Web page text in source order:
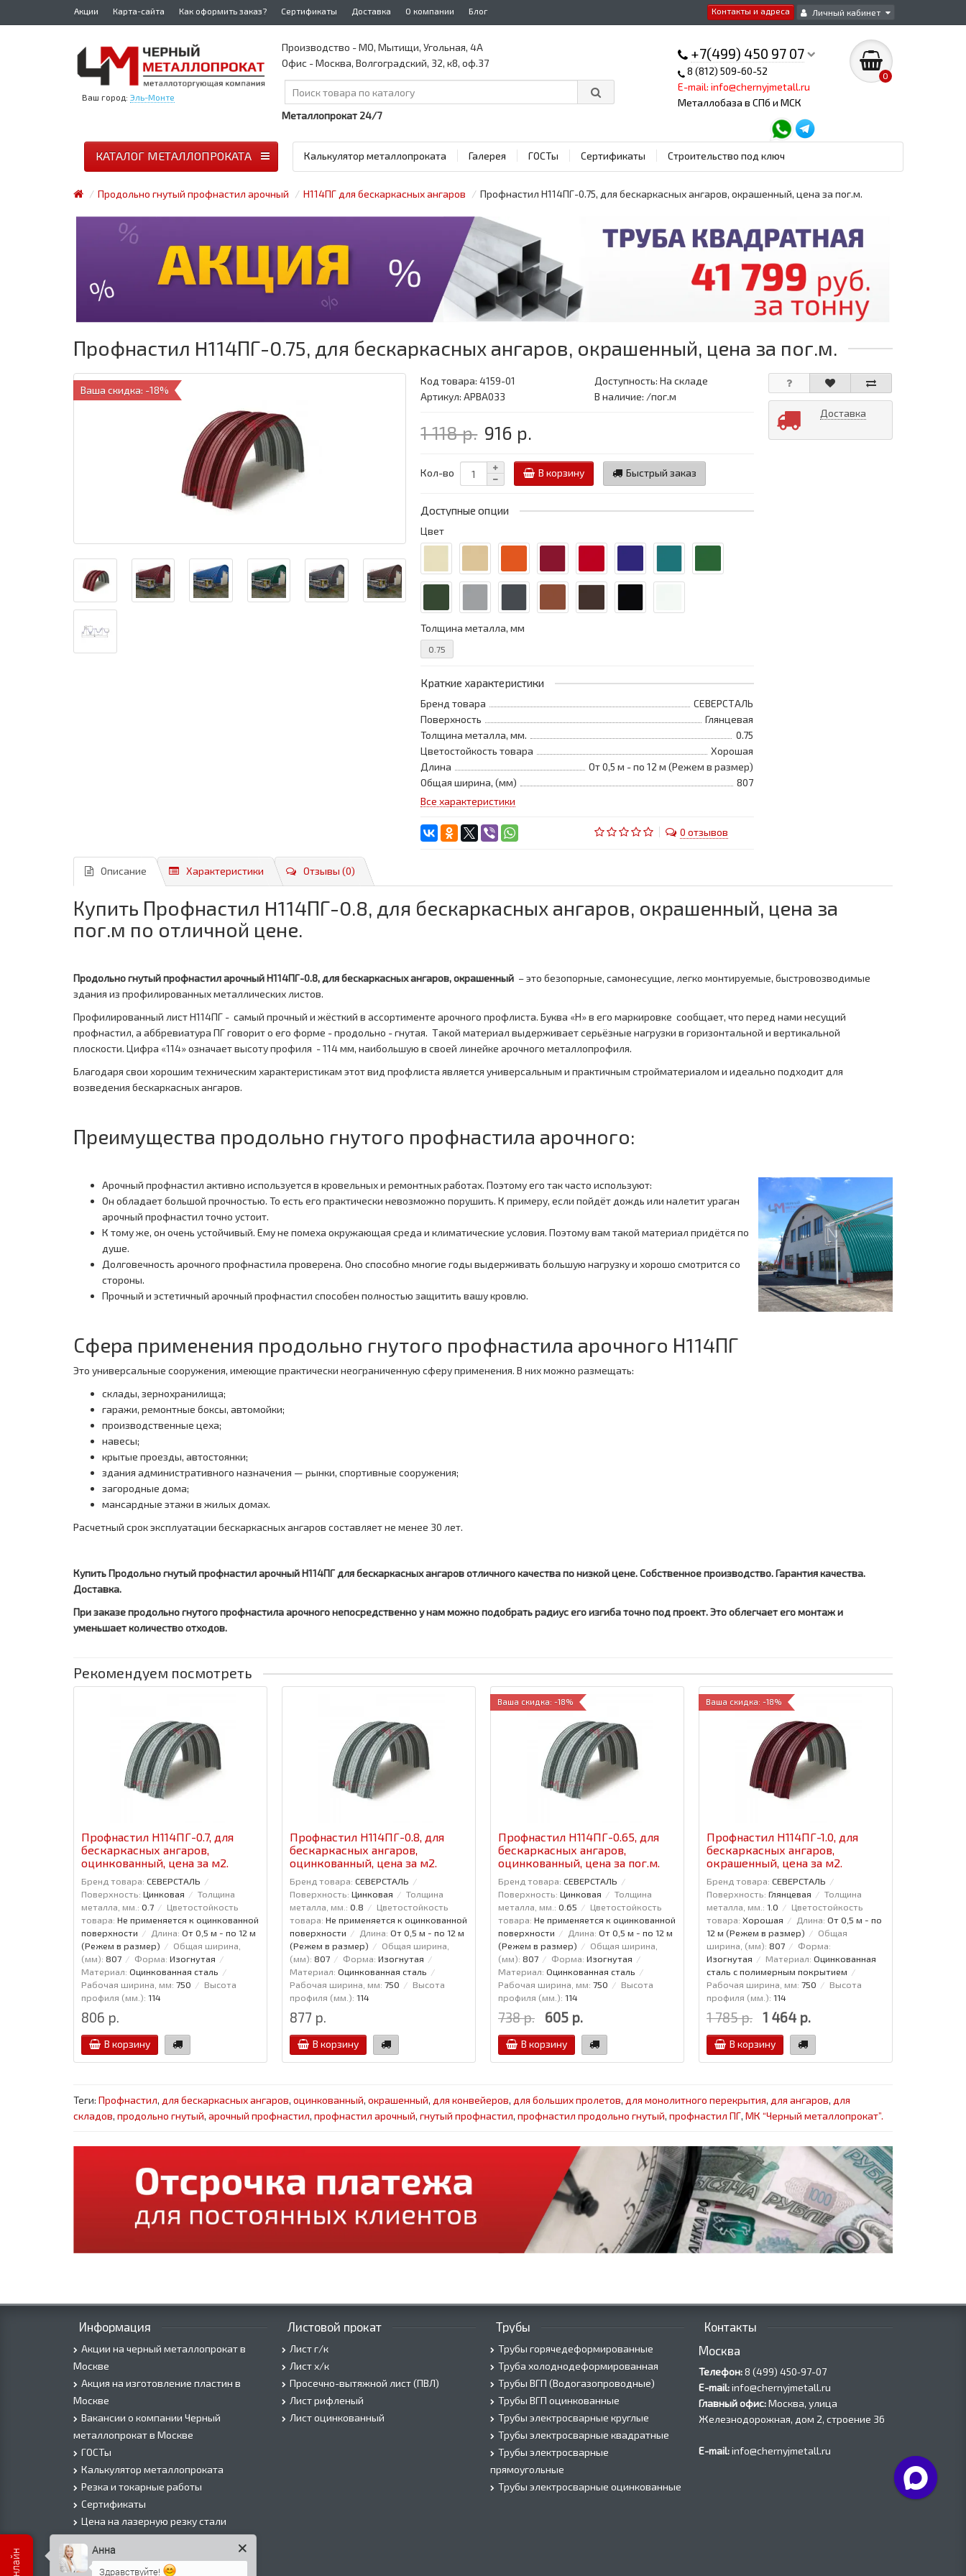
Контакты и адреса Личный кабинет
Акции Карта-сайта Как оформить заказ? Сертификаты Доставка О компании Блог
Ваш город: Эль-Монте
+7(499) 450 97 07
8 (812) 509-60-52
E-mail: info@chernyjmetall.ru
Металлобаза в СПб и МСК
0
Производство - МО, Мытищи, Угольная, 4А
Офис - Москва, Волгоградский, 32, к8, оф.37
Металлопрокат 24/7
Калькулятор металлопроката Галерея ГОСТы Сертификаты Строительство под ключ
КАТАЛОГ МЕТАЛЛОПРОКАТА
Продольно гнутый профнастил арочный Н114ПГ для бескаркасных ангаров Профнастил H114ПГ-0.75, для бескаркасных ангаров, окрашенный, цена за пог.м.
Профнастил H114ПГ-0.75, для бескаркасных ангаров, окрашенный, цена за пог.м.
Ваша скидка: -18%
Код товара:4159-01
Доступность: На складе
Артикул: APBA033
В наличие: /пог.м
1 118 р. 916 р.
Кол-во В корзину Быстрый заказ
Доступные опции
Цвет
Толщина металла, мм
0.75
Краткие характеристики
Бренд товара
СЕВЕРСТАЛЬ
Поверхность
Глянцевая
Толщина металла, мм.
0.75
Цветостойкость товара
Хорошая
Длина
От 0,5 м - по 12 м (Режем в размер)
Общая ширина, (мм)
807
Все характеристики
0 отзывов
Доставка
Описание Характеристики Отзывы (0)
Купить Профнастил H114ПГ-0.8, для бескаркасных ангаров, окрашенный, цена за
пог.м по отличной цене.
Продольно гнутый профнастил арочный H114ПГ-0.8, для бескаркасных ангаров, окрашенный – это безопорные, самонесущие, легко монтируемые, быстровозводимые
здания из профилированных металлических листов.
Профилированный лист Н114ПГ - самый прочный и жёсткий в ассортименте арочного профлиста. Буква «Н» в его маркировке сообщает, что перед нами несущий
профнастил, а аббревиатура ПГ говорит о его форме - продольно - гнутая. Такой материал выдерживает серьёзные нагрузки в горизонтальной и вертикальной
плоскости. Цифра «114» означает высоту профиля - 114 мм, наибольшую в своей линейке арочного металлопрофиля.
Благодаря свои хорошим техническим характеристикам этот вид профлиста является универсальным и практичным стройматериалом и идеально подходит для
возведения бескаркасных ангаров.
Преимущества продольно гнутого профнастила арочного:
Арочный профнастил активно используется в кровельных и ремонтных работах. Поэтому его так часто используют:
Он обладает большой прочностью. То есть его практически невозможно порушить. К примеру, если пойдёт дождь или налетит ураган
арочный профнастил точно устоит.
К тому же, он очень устойчивый. Ему не помеха окружающая среда и климатические условия. Поэтому вам такой материал придётся по
душе.
Долговечность арочного профнастила проверена. Оно способно многие годы выдерживать большую нагрузку и хорошо смотрится со
стороны.
Прочный и эстетичный арочный профнастил способен полностью защитить вашу кровлю.
Сфера применения продольно гнутого профнастила арочного Н114ПГ
Это универсальные сооружения, имеющие практически неограниченную сферу применения. В них можно размещать:
склады, зернохранилища;
гаражи, ремонтные боксы, автомойки;
производственные цеха;
навесы;
крытые проезды, автостоянки;
здания административного назначения — рынки, спортивные сооружения;
загородные дома;
мансардные этажи в жилых домах.
Расчетный срок эксплуатации бескаркасных ангаров составляет не менее 30 лет.
Купить Продольно гнутый профнастил арочный Н114ПГ для бескаркасных ангаров отличного качества по низкой цене. Собственное производство. Гарантия качества.
Доставка.
При заказе продольно гнутого профнастила арочного непосредственно у нам можно подобрать радиус его изгиба точно под проект. Это облегчает его монтаж и
уменьшает количество отходов.
Рекомендуем посмотреть
Профнастил H114ПГ-0.7, для
бескаркасных ангаров,
оцинкованный, цена за м2.
Бренд товара: СЕВЕРСТАЛЬ
Поверхность: Цинковая
Толщина
металла, мм.: 0.7
Цветостойкость
товара: Не применяется к оцинкованной
поверхности
Длина: От 0,5 м - по 12 м
(Режем в размер)
Общая ширина,
(мм): 807 Форма: Изогнутая
Материал: Оцинкованная сталь
Рабочая ширина, мм: 750
Высота
профиля (мм.): 114
806 р.
В корзину
Профнастил H114ПГ-0.8, для
бескаркасных ангаров,
оцинкованный, цена за м2.
Бренд товара: СЕВЕРСТАЛЬ
Поверхность: Цинковая
Толщина
металла, мм.: 0.8
Цветостойкость
товара: Не применяется к оцинкованной
поверхности
Длина: От 0,5 м - по 12 м
(Режем в размер)
Общая ширина,
(мм): 807 Форма: Изогнутая
Материал: Оцинкованная сталь
Рабочая ширина, мм: 750
Высота
профиля (мм.): 114
877 р.
В корзину
Ваша скидка: -18%
Профнастил H114ПГ-0.65, для
бескаркасных ангаров,
оцинкованный, цена за пог.м.
Бренд товара: СЕВЕРСТАЛЬ
Поверхность: Цинковая
Толщина
металла, мм.: 0.65
Цветостойкость
товара: Не применяется к оцинкованной
поверхности
Длина: От 0,5 м - по 12 м
(Режем в размер)
Общая ширина,
(мм): 807 Форма: Изогнутая
Материал: Оцинкованная сталь
Рабочая ширина, мм: 750
Высота
профиля (мм.): 114
738 р. 605 р.
В корзину
Ваша скидка: -18%
Профнастил H114ПГ-1.0, для
бескаркасных ангаров,
окрашенный, цена за м2.
Бренд товара: СЕВЕРСТАЛЬ
Поверхность: Глянцевая
Толщина
металла, мм.: 1.0
Цветостойкость
товара: Хорошая Длина: От 0,5 м - по
12 м (Режем в размер)
Общая
ширина, (мм): 807
Форма:
Изогнутая
Материал: Оцинкованная
сталь с полимерным покрытием
Рабочая ширина, мм: 750
Высота
профиля (мм.): 114
1 785 р. 1 464 р.
В корзину
Теги: Профнастил, для бескаркасных ангаров, оцинкованный, окрашенный, для конвейеров, для больших пролетов, для монолитного перекрытия, для ангаров, для
складов, продольно гнутый, арочный профнастил, профнастил арочный, гнутый профнастил, профнастил продольно гнутый, профнастил ПГ, МК “Черный металлопрокат”.
Информация
Акции на черный металлопрокат в
Москве
Акция на изготовление пластин в
Москве
Вакансии о компании Черный
металлопрокат в Москве
ГОСТы
Калькулятор металлопроката
Резка и токарные работы
Сертификаты
Цена на лазерную резку стали
Цена на плазменую резку стали
Цена на резку газом или болгаркой
О Компании
Листовой прокат
Лист г/к
Лист х/к
Просечно-вытяжной лист (ПВЛ)
Лист рифленый
Лист оцинкованный
Трубы
Трубы горячедеформированные
Труба холоднодеформированная
Трубы ВГП (Водогазопроводные)
Трубы ВГП оцинкованные
Трубы электросварные круглые
Трубы электросварные квадратные
Трубы электросварные
прямоугольные
Трубы электросварные оцинкованные
Контакты
Москва
Телефон:8 (499) 450‑97-07
E-mail:info@chernyjmetall.ru
Главный офис:Москва, улица
Железнодорожная, дом 2, строение 36
E-mail:info@chernyjmetall.ru
Анна
Здравствуйте!